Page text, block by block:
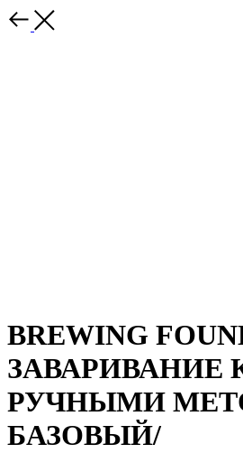
BREWING
ЗАВАРИВАНИЕ
РУЧНЫМИ
БАЗОВЫЙ/